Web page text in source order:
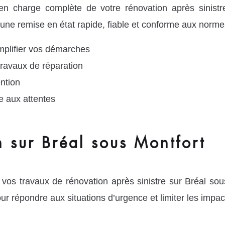
charge complète de votre rénovation après
remise en état rapide, fiable et conforme aux
vos démarches
de réparation
aux attentes
sur Bréal sous Montfort
travaux de rénovation après sinistre sur Bréal
répondre aux situations d’urgence et limiter les